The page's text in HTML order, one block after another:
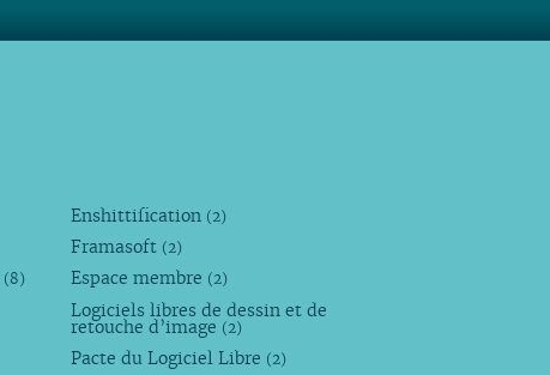
(8)
Enshittification (2)
Framasoft (2)
Espace membre (2)
Logiciels libres de dessin et de
retouche d’image (2)
Pacte du Logiciel Libre (2)